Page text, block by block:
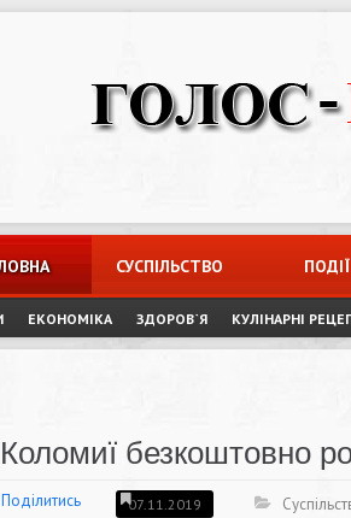
СУСПІЛЬСТВО ПОДІЇ
ЕКОНОМІКА ЗДОРОВ`Я КУЛІНАРНІ
безкоштовно
Поділитись 07.11.2019